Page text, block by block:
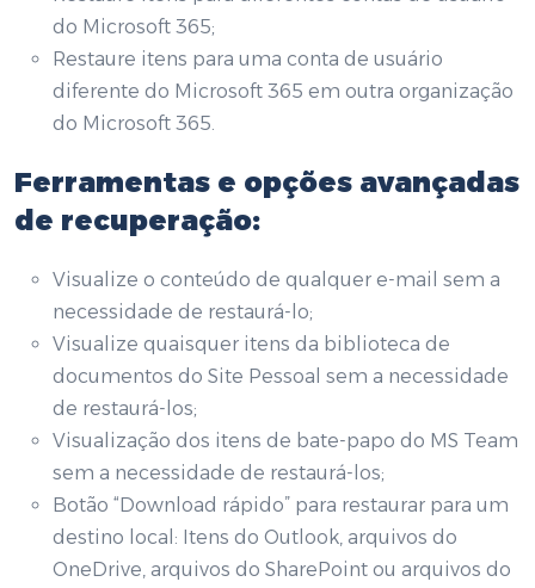
do Microsoft 365;
Restaure itens para uma conta de usuário
diferente do Microsoft 365 em outra organização
do Microsoft 365.
Ferramentas e opções avançadas
de recuperação:
Visualize o conteúdo de qualquer e-mail sem a
necessidade de restaurá-lo;
Visualize quaisquer itens da biblioteca de
documentos do Site Pessoal sem a necessidade
de restaurá-los;
Visualização dos itens de bate-papo do MS Team
sem a necessidade de restaurá-los;
Botão “Download rápido” para restaurar para um
destino local: Itens do Outlook, arquivos do
OneDrive, arquivos do SharePoint ou arquivos do